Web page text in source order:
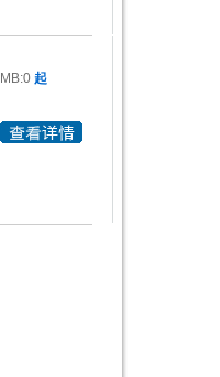
起